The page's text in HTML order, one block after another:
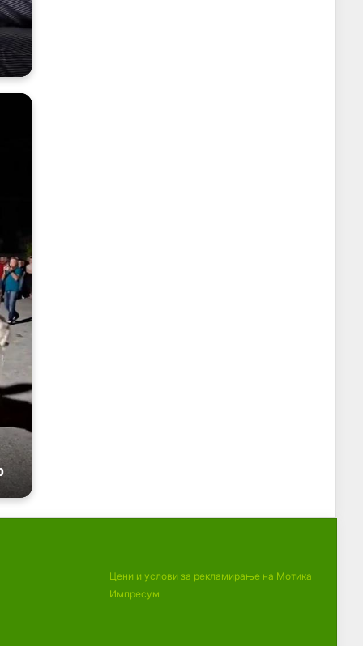
Цени и услови за рекламирање на Мотика
Импресум